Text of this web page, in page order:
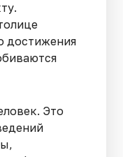
достижения
Это